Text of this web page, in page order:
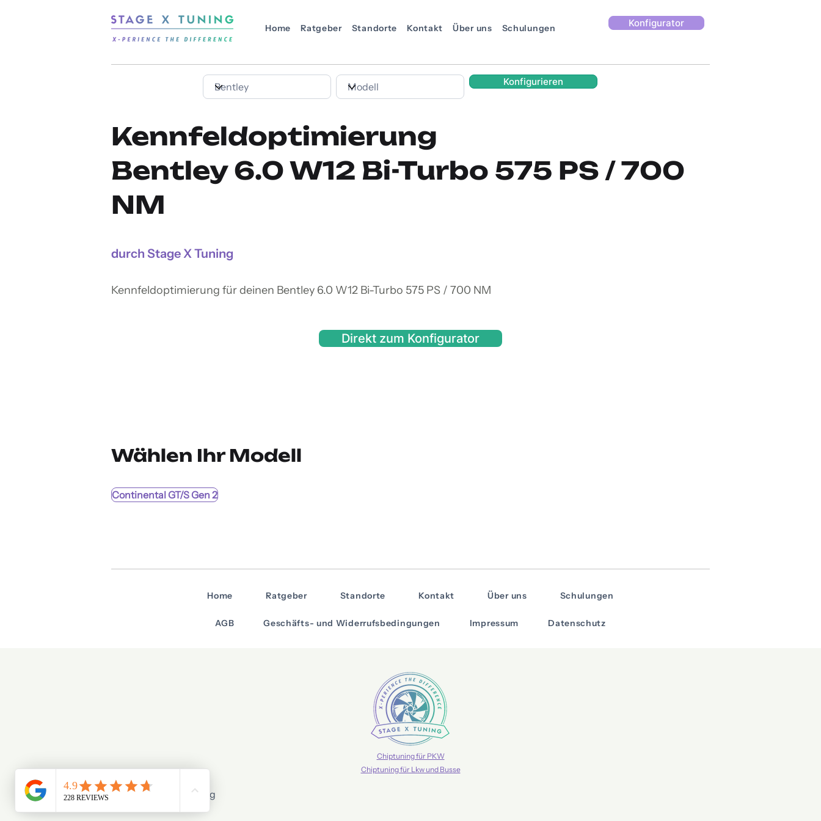
Home Ratgeber Standorte Kontakt Über uns Schulungen Konfigurator
Konfigurieren
Kennfeldoptimierung
Bentley 6.0 W12 Bi-Turbo 575 PS / 700
NM
durch Stage X Tuning
Kennfeldoptimierung für deinen Bentley 6.0 W12 Bi-Turbo 575 PS / 700 NM
Direkt zum Konfigurator
Wählen Ihr Modell
Continental GT/S Gen 2
Home Ratgeber Standorte Kontakt Über uns Schulungen
AGB Geschäfts- und Widerrufsbedingungen Impressum Datenschutz
Chiptuning für PKW
Chiptuning für Lkw und Busse
© 2026 Stage X Tuning